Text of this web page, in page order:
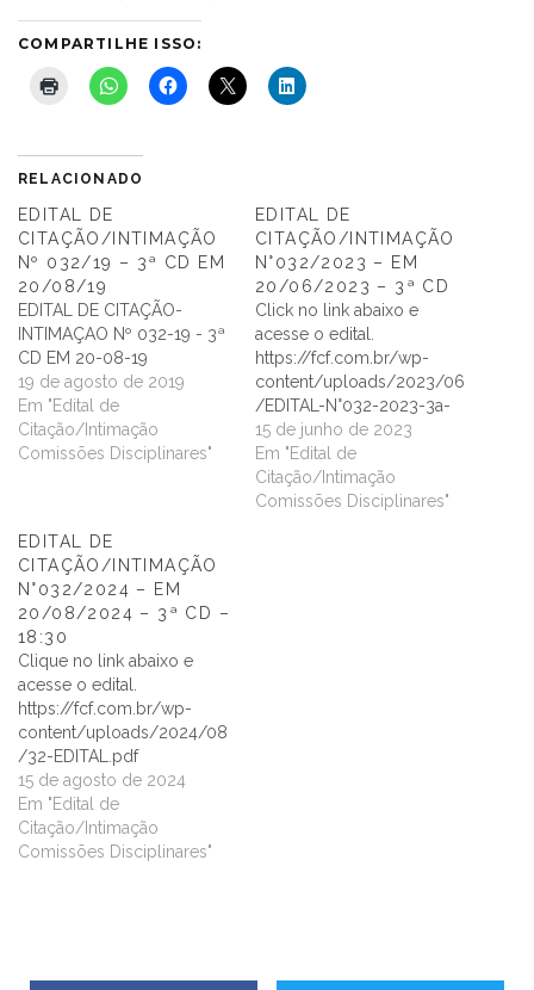
COMPARTILHE ISSO:
RELACIONADO
EDITAL DE
CITAÇÃO/INTIMAÇÃO
Nº 032/19 – 3ª CD EM
20/08/19
EDITAL DE CITAÇÃO-
INTIMAÇAO Nº 032-19 - 3ª
CD EM 20-08-19
19 de agosto de 2019
Em "Edital de
Citação/Intimação
Comissões Disciplinares"
EDITAL DE
CITAÇÃO/INTIMAÇÃO
N°032/2023 – EM
20/06/2023 – 3ª CD
Click no link abaixo e
acesse o edital.
https://fcf.com.br/wp-
content/uploads/2023/06
/EDITAL-N°032-2023-3a-
CD.pdf
15 de junho de 2023
Em "Edital de
Citação/Intimação
Comissões Disciplinares"
EDITAL DE
CITAÇÃO/INTIMAÇÃO
N°032/2024 – EM
20/08/2024 – 3ª CD –
18:30
Clique no link abaixo e
acesse o edital.
https://fcf.com.br/wp-
content/uploads/2024/08
/32-EDITAL.pdf
15 de agosto de 2024
Em "Edital de
Citação/Intimação
Comissões Disciplinares"